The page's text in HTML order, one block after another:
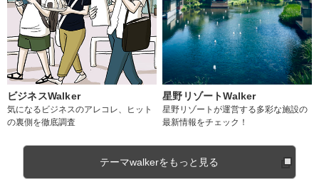
ビジネスWalker
気になるビジネスのアレコレ、ヒット
の裏側を徹底調査
星野リゾートWalker
星野リゾートが運営する多彩な施設の
最新情報をチェック！
テーマwalkerをもっと見る